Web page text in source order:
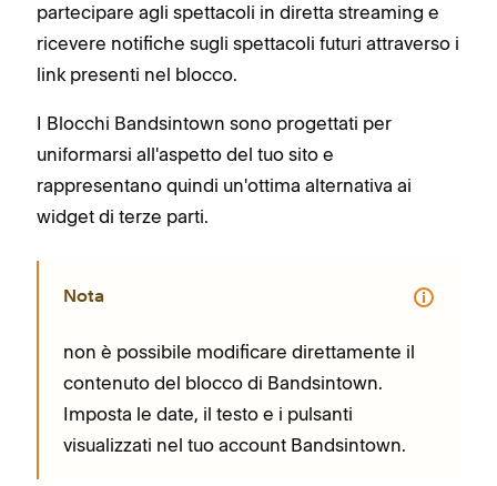
partecipare agli spettacoli in diretta streaming e
ricevere notifiche sugli spettacoli futuri attraverso i
link presenti nel blocco.
I Blocchi Bandsintown sono progettati per
uniformarsi all'aspetto del tuo sito e
rappresentano quindi un'ottima alternativa ai
widget di terze parti.
Nota
non è possibile modificare direttamente il
contenuto del blocco di Bandsintown.
Imposta le date, il testo e i pulsanti
visualizzati nel tuo account Bandsintown.